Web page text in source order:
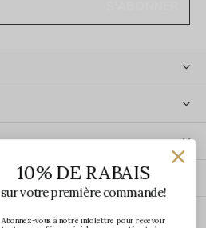
10% DE RABAIS
sur votre première commande!
Abonnez-vous à notre infolettre pour recevoir